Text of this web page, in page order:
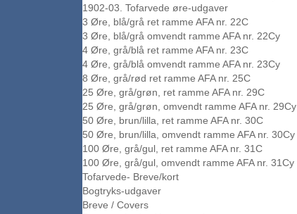
1902-03. Tofarvede øre-udgaver
3 Øre, blå/grå ret ramme AFA nr. 22C
3 Øre, blå/grå omvendt ramme AFA nr. 22Cy
4 Øre, grå/blå ret ramme AFA nr. 23C
4 Øre, grå/blå omvendt ramme AFA nr. 23Cy
8 Øre, grå/rød ret ramme AFA nr. 25C
25 Øre, grå/grøn, ret ramme AFA nr. 29C
25 Øre, grå/grøn, omvendt ramme AFA nr. 29Cy
50 Øre, brun/lilla, ret ramme AFA nr. 30C
50 Øre, brun/lilla, omvendt ramme AFA nr. 30Cy
100 Øre, grå/gul, ret ramme AFA nr. 31C
100 Øre, grå/gul, omvendt ramme AFA nr. 31Cy
Tofarvede- Breve/kort
Bogtryks-udgaver
Breve / Covers